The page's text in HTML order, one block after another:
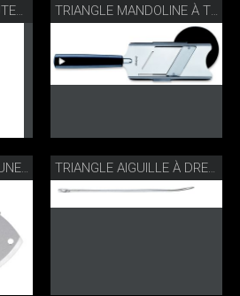
TRIANGLE SET DE COUTEAUX À JULIENNE TRIANGLE MANDOLINE À TRUFFES AVEC RÉCIPIENT
TRIANGLE HACHOIR À UNE MAIN TRIANGLE AIGUILLE À DRESSER